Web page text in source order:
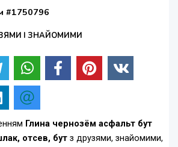
#1750796
І ЗНАЙОМИМИ
Глина чернозём асфальт бут
отсев, бут з друзями, знайомими,